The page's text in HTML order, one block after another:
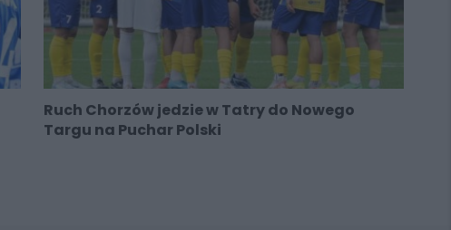
Ruch Chorzów jedzie w Tatry do Nowego
Targu na Puchar Polski